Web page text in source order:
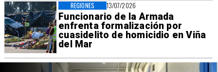
13/07/2026
Funcionario de la Armada
enfrenta formalización por
cuasidelito de homicidio en Viña
del Mar
REGIONES